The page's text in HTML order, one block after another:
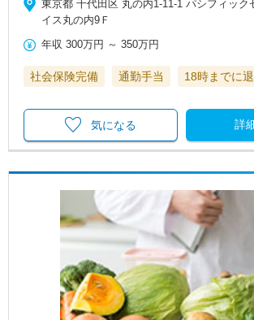
東京都 千代田区 丸の内1‐11‐1 パシフィック
イス丸の内9Ｆ
年収 300万円 ～350万円
社会保険完備 通勤手当 18時までに
詳
気になる